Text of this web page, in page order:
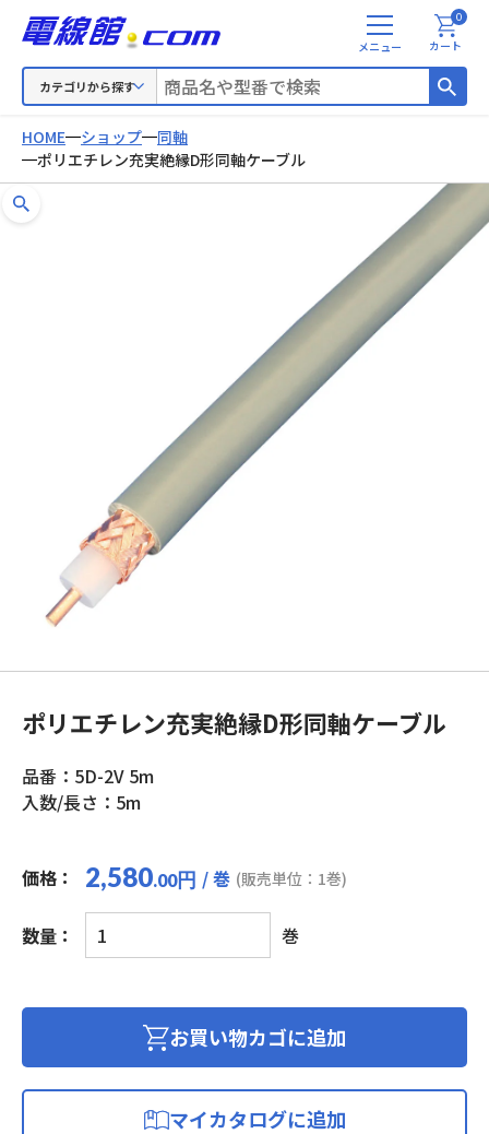
カテゴリから探す
メ
ニ
カート
0
HOME ショップ
同軸
ポリエチレン充実絶縁D形同軸ケーブル
ポリエチレン充実絶縁D形同軸ケーブル
品番：5D-2V 5m
入数/長さ：5m
価格： 2,580.00円 / 巻 (販売単位：1巻)
数量：
ポ
リ
チ
巻
お買い物カゴに追加
マイカタログに追加